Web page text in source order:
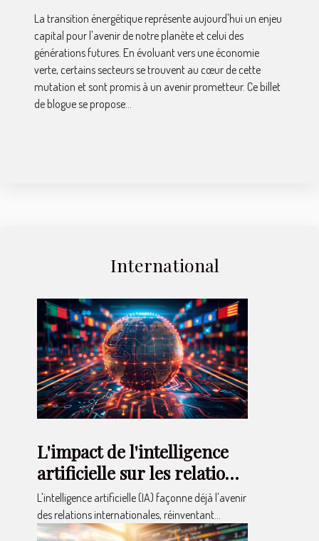
La transition énergétique représente aujourd'hui un enjeu
capital pour l'avenir de notre planète et celui des
générations futures. En évoluant vers une économie
verte, certains secteurs se trouvent au cœur de cette
mutation et sont promis à un avenir prometteur. Ce billet
de blogue se propose...
International
L'impact de l'intelligence
artificielle sur les relations
internationales
anticipations et réalités
L'intelligence artificielle (IA) façonne déjà l'avenir
des relations internationales, réinventant...